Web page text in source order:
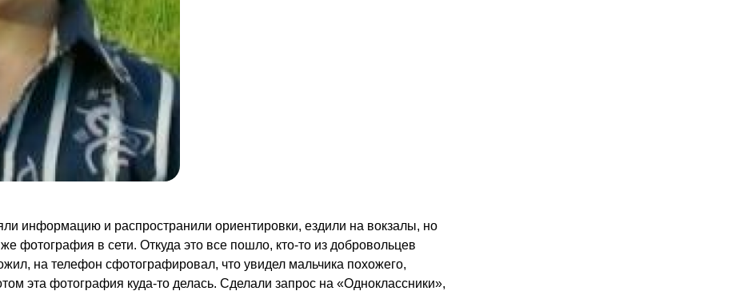
информацию и распространили ориентировки, ездили на вокзалы, но
фотография в сети. Откуда это все пошло, кто-то из добровольцев
на телефон сфотографировал, что увидел мальчика похожего,
эта фотография куда-то делась. Сделали запрос на «Одноклассники»,